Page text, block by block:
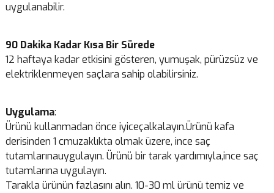
uygulanabilir.
90 Dakika Kadar Kısa Bir Sürede
12 haftaya kadar etkisini gösteren, yumuşak, pürüzsüz ve
elektriklenmeyen saçlara sahip olabilirsiniz.
Uygulama:
Ürünü kullanmadan önce iyiceçalkalayın.Ürünü kafa
derisinden 1 cmuzaklıkta olmak üzere, ince saç
tutamlarınauygulayın. Ürünü bir tarak yardımıyla,ince saç
tutamlarına uygulayın.
Tarakla ürünün fazlasını alın. 10-30 ml ürünü temiz ve